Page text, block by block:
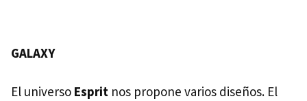
GALAXY
El universo Esprit nos propone varios diseños. El